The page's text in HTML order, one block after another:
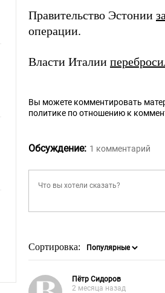
Правительство Эстонии
операции.
Власти Италии
Вы можете комментировать
политике по отношению к
Обсуждение: 1 комментарий
Сортировка:
Пётр Сидоров
2 месяца назад